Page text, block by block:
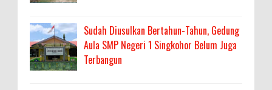
Sudah Diusulkan Bertahun-Tahun, Gedung
Aula SMP Negeri 1 Singkohor Belum Juga
Terbangun